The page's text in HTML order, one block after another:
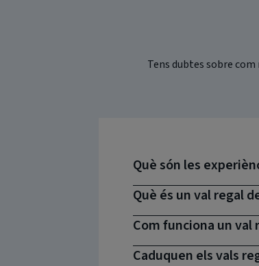
Tens dubtes sobre com
Què són les
Què és un val regal
Com funciona un val
Caduquen els vals